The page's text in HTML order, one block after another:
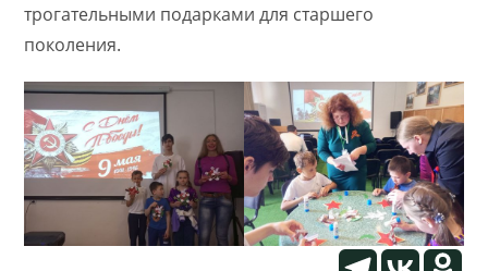
трогательными подарками для старшего
поколения.